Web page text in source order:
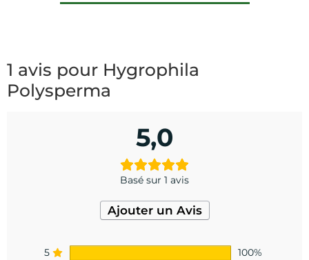
1 avis pour Hygrophila
Polysperma
5,0
Basé sur 1 avis
Ajouter un Avis
5
100%